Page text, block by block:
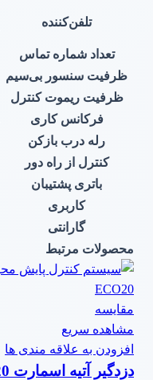
تلفن‌کننده
تعداد شماره تماس
ظرفیت سنسور بی‌سیم
ظرفیت ریموت کنترل
فرکانس کاری
رله درب بازکن
کنترل از راه دور
باتری پشتیبان
کاربری
گارانتی
محصولات مرتبط
مقایسه
مشاهده سریع
افزودن به علاقه مندی ها
دزدگیر آتیه اسمارت AS20 سیستم کنترل پایش